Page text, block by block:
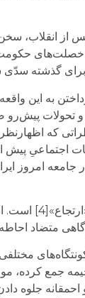
خصلت‌های
برای گذشته
به این
برای وضعیت امروز
اجتماعیِ پیش
با انقلاب ۵۷ بپردازد و
هدف اصلی
متضاد
احمقانه جلوه